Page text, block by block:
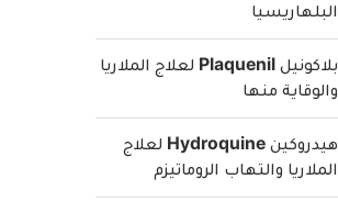
البلهاريسيا
بلاكونيل Plaquenil لعلاج الملاريا
والوقاية منها
هيدروكين Hydroquine لعلاج
الملاريا والتهاب الروماتيزم